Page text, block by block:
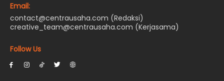
Email:
contact@centrausaha.com (Redaksi)
creative_team@centrausaha.com (Kerjasama)
Follow Us